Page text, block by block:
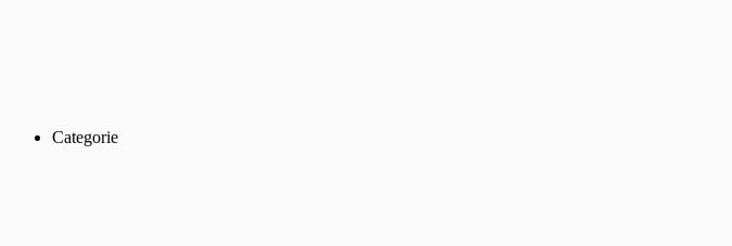
Categorie